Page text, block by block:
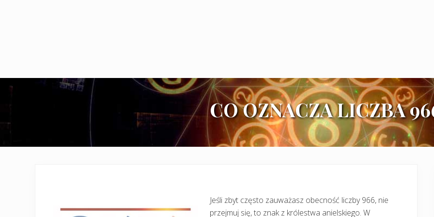
CO OZNACZA LICZBA
Jeśli zbyt często zauważasz obecność liczby 966, nie
przejmuj się, to znak z królestwa anielskiego. W